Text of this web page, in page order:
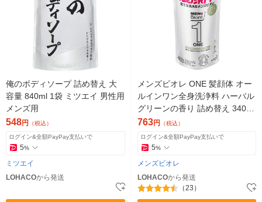
俺のボディソープ 詰め替え 大
容量 840ml 1袋 ミツエイ 男性用
メンズ用
548円 （税込）
ログイン&全額PayPay支払いで
5%
ミツエイ
LOHACOから発送
メンズビオレ ONE 髪顔体 オー
ルインワン全身洗浄料 ハーバル
グリーンの香り 詰め替え 340ml
1個 全身のケアこれ１本！
763円 （税込）
ログイン&全額PayPay支払いで
5%
メンズビオレ
LOHACOから発送
（23）